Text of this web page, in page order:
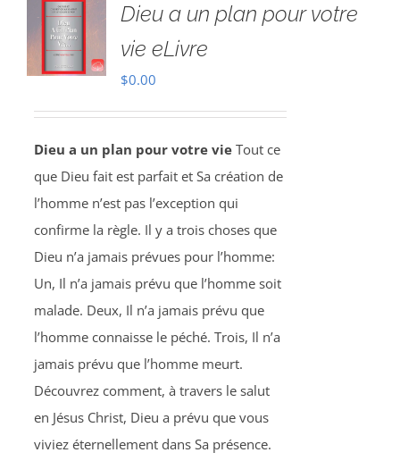
Dieu a un plan pour votre
vie eLivre
$0.00
Dieu a un plan pour votre vie Tout ce
que Dieu fait est parfait et Sa création de
l’homme n’est pas l’exception qui
confirme la règle. Il y a trois choses que
Dieu n’a jamais prévues pour l’homme:
Un, Il n’a jamais prévu que l’homme soit
malade. Deux, Il n’a jamais prévu que
l’homme connaisse le péché. Trois, Il n’a
jamais prévu que l’homme meurt.
Découvrez comment, à travers le salut
en Jésus Christ, Dieu a prévu que vous
viviez éternellement dans Sa présence.